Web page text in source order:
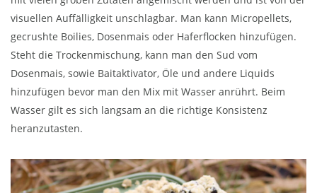
visuellen Auffälligkeit unschlagbar. Man kann Micropellets,
gecrushte Boilies, Dosenmais oder Haferflocken hinzufügen.
Steht die Trockenmischung, kann man den Sud vom
Dosenmais, sowie Baitaktivator, Öle und andere Liquids
hinzufügen bevor man den Mix mit Wasser anrührt. Beim
Wasser gilt es sich langsam an die richtige Konsistenz
heranzutasten.